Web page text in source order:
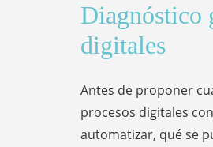
Diagnóstico
digitales
Antes de proponer
procesos digitales
automatizar, qué se